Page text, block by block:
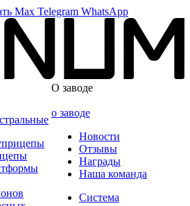
Max Telegram WhatsApp
О заводе
о заводе
Новости
Отзывы
Награды
Наша команда
Система